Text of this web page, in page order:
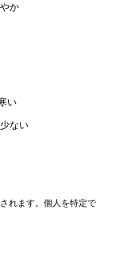
か
い
ない
れます。個人を特定で